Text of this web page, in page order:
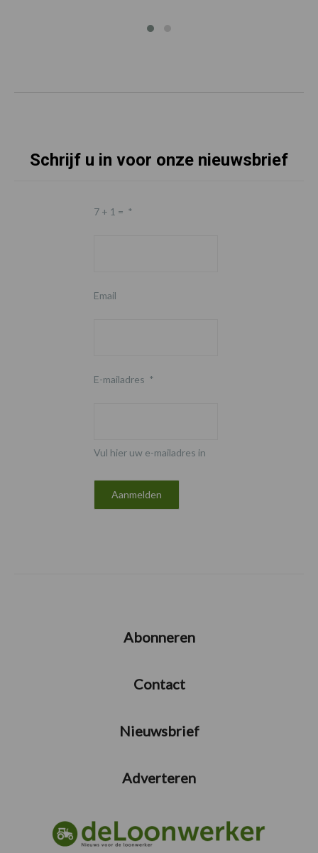
Schrijf u in voor onze nieuwsbrief
7 + 1 = *
Email
E-mailadres *
Vul hier uw e-mailadres in
Abonneren
Contact
Nieuwsbrief
Adverteren